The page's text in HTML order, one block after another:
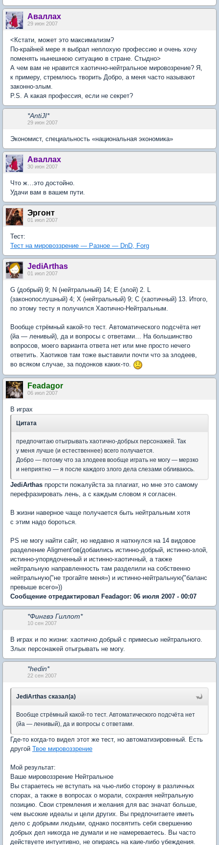
Аваллах
29 июн 2007
<Кстати, может это максимализм?
По-крайней мере я выбрал неплохую профессию и очень хочу
поменять нынешнюю ситуацию в стране. Стыдно>
А чем вам не нравится хаотично-нейтральное мировозрение? Я,
к примеру, стремлюсь творить Добро, а меня часто называют
законно-злым.
P.S. А какая профессия, если не секрет?
*AntiJI*
29 июн 2007
Экономист, специальность «национальная экономика»
Аваллах
30 июн 2007
Что ж…это достойно.
Удачи вам в вашем пути.
Эргонт
01 июл 2007
Тест:
Тест на мировоззрение — Разное — DnD, Forg
JediArthas
01 июл 2007
G (добрый) 9; N (нейтральный) 14; E (злой) 2. L
(законопослушный) 4; X (нейтральный) 9; C (хаотичный) 13. Итого,
по этому тесту я получился Хаотично-Нейтральным.
Вообще стрёмный какой-то тест. Автоматического подсчёта нет
(йа — ленивый), да и вопросы с ответами… На большинство
вопросов, моего варианта ответа нет или мне просто нечего
ответить. Хаотиков там тоже выставили почти что за злодеев,
во всяком случае, за подонков каких-то.
Feadagor
06 июл 2007
В играх
Цитата
предпочитаю отыгрывать хаотично-добрых персонажей. Так
у меня лучше (и естественнее) всего получается.
Добро — потому что за злодеев вообще играть не могу — мерзко
и неприятно — я после каждого злого дела слезами обливаюсь.
JediArthas прорсти пожалуйста за плагиат, но мне это самому
перефразировать лень, а с каждым словом я согласен.
В жизни наверное чаще получается быть нейтральным хотя
с этим надо бороться.
PS не могу найти сайт, но недавно я наткнулся на 14 видовое
разделение Aligment'ов(добаились истинно-добрый, истинно-злой,
истинно-упорядоченный и истинно-хаотичный, а также
нейтральную направленность там разделили на собственно
нейтральную("не трогайте меня») и истинно-нейтральную("баланс
превыше всего»))
Сообщение отредактировал Feadagor: 06 июля 2007 - 00:07
*Фингвэ Гиллот*
10 сен 2007
В играх и по жизни: хаотично добрый с примесью нейтрального.
Злых персонажей отыгрывать не могу.
*hedin*
22 сен 2007
JediArthas сказал(а)
Вообще стрёмный какой-то тест. Автоматического подсчёта нет
(йа — ленивый), да и вопросы с ответами.
Где-то когда-то видел этот же тест, но автоматизировнный. Есть
другой Твое мировоззрение
Мой результат:
Ваше мировоззрение Нейтральное
Вы стараетесь не вступать на чью-либо сторону в различных
спорах, а также в вопросах о морали, сохраняя нейтральную
позицию. Свои стремления и желания для вас значат больше,
чем высокие идеалы и цели других. Вы предпочитаете иметь
дело с добрыми людьми, однако посвятить себя свершению
добрых дел никогда не думали и не намереваетесь. Вы часто
действуете интуитивно, не опираясь на каие-либо убеждения.